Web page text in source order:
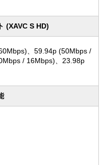
(XAVC S HD)
、59.94p (50Mbps /
/ 16Mbps)、23.98p